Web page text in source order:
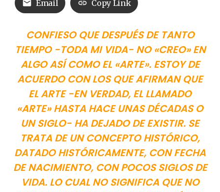
Email Copy Link
CONFIESO QUE DESPUÉS DE TANTO
TIEMPO -TODA MI VIDA- NO «CREO» EN
ALGO ASÍ COMO EL «ARTE». ESTOY DE
ACUERDO CON LOS QUE AFIRMAN QUE
EL ARTE -EN VERDAD, EL LLAMADO
«ARTE» HASTA HACE UNAS DÉCADAS O
UN SIGLO- HA DEJADO DE EXISTIR. SE
TRATA DE UN CONCEPTO HISTÓRICO,
DATADO HISTÓRICAMENTE, CON FECHA
DE NACIMIENTO, CON POCOS SIGLOS DE
VIDA. LO CUAL NO SIGNIFICA QUE NO